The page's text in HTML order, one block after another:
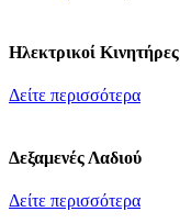
Ηλεκτρικοί Κινητήρες
Δείτε περισσότερα
Δεξαμενές Λαδιού
Δείτε περισσότερα